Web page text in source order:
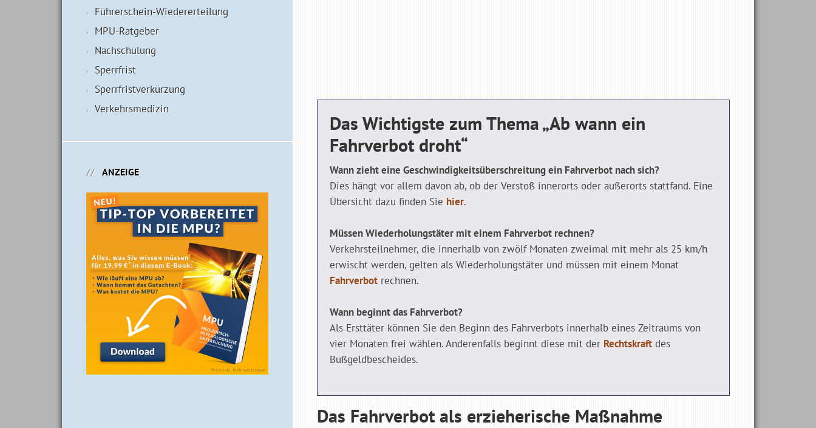
Das Wichtigste zum Thema „Ab wann ein
Fahrverbot droht“
Wann zieht eine Geschwindigkeitsüberschreitung ein Fahrverbot nach sich?
Dies hängt vor allem davon ab, ob der Verstoß innerorts oder außerorts stattfand. Eine
Übersicht dazu finden Sie hier.
Müssen Wiederholungstäter mit einem Fahrverbot rechnen?
Verkehrsteilnehmer, die innerhalb von zwölf Monaten zweimal mit mehr als 25 km/h
erwischt werden, gelten als Wiederholungstäter und müssen mit einem Monat
Fahrverbot rechnen.
Wann beginnt das Fahrverbot?
Als Ersttäter können Sie den Beginn des Fahrverbots innerhalb eines Zeitraums von
vier Monaten frei wählen. Anderenfalls beginnt diese mit der Rechtskraft des
Bußgeldbescheides.
Das Fahrverbot als erzieherische Maßnahme
Führerschein-Wiedererteilung
MPU-Ratgeber
Nachschulung
Sperrfrist
Sperrfristverkürzung
Verkehrsmedizin
ANZEIGE